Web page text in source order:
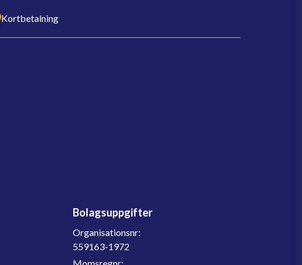
Kortbetalning
Bolagsuppgifter
Organisationsnr:
559163-1972